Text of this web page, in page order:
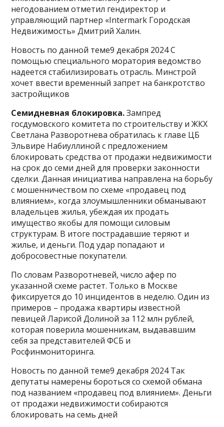
негодованием отметил гендиректор и
управляющий партнер «Intermark Городская
Недвижимость» Дмитрий Халин.
Новость по данной теме9 декабря 2024 С
помощью специального моратория ведомство
надеется стабилизировать отрасль. Минстрой
хочет ввести временный запрет на банкротство
застройщиков
Семидневная блокировка.Зампред
госдумовского комитета по строительству и ЖКХ
Светлана Разворотнева обратилась к главе ЦБ
Эльвире Набиуллиной с предложением
блокировать средства от продажи недвижимости
на срок до семи дней для проверки законности
сделки. Данная инициатива направлена на борьбу
с мошенничеством по схеме «продавец под
влиянием», когда злоумышленники обманывают
владельцев жилья, убеждая их продать
имущество якобы для помощи силовым
структурам. В итоге пострадавшие теряют и
жилье, и деньги. Под удар попадают и
добросовестные покупатели.
По словам Разворотневей, число афер по
указанной схеме растет. Только в Москве
фиксируется до 10 инцидентов в неделю. Один из
примеров – продажа квартиры известной
певицей Ларисой Долиной за 112 млн рублей,
которая поверила мошенникам, выдававшим
себя за представителей ФСБ и
Росфинмониторинга.
Новость по данной теме9 декабря 2024 Так
депутаты намерены бороться со схемой обмана
под названием «продавец под влиянием». Деньги
от продажи недвижимости собираются
блокировать на семь дней